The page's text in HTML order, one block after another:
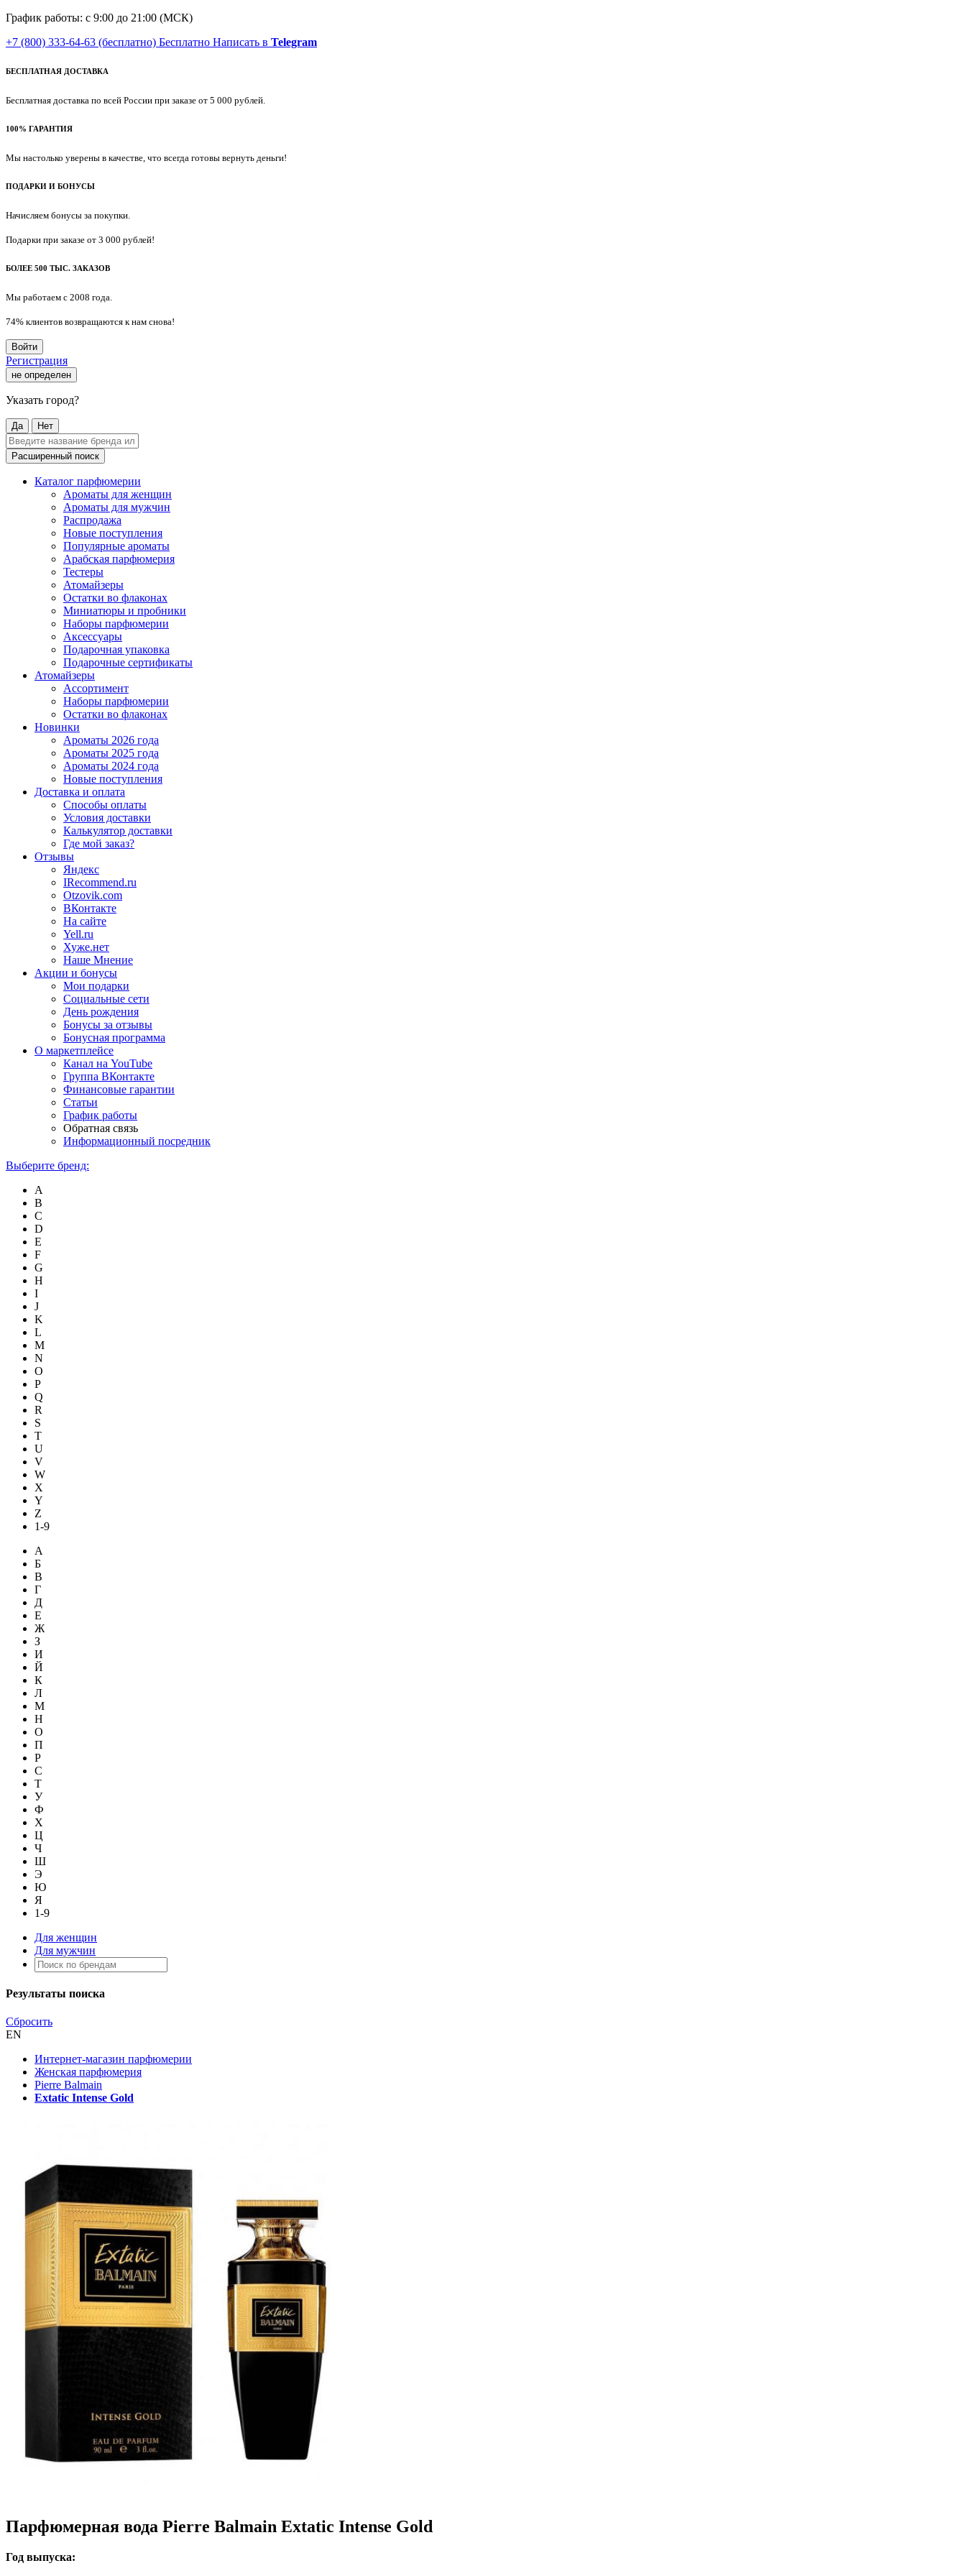
График работы: с 9:00 до 21:00 (МСК)
+7 (800) 333-64-63 (бесплатно) Бесплатно Написать в Telegram
БЕСПЛАТНАЯ ДОСТАВКА
Бесплатная доставка по всей России при заказе от 5 000 рублей.
100% ГАРАНТИЯ
Мы настолько уверены в качестве, что всегда готовы вернуть деньги!
ПОДАРКИ И БОНУСЫ
Начисляем бонусы за покупки.
Подарки при заказе от 3 000 рублей!
БОЛЕЕ 500 ТЫС. ЗАКАЗОВ
Мы работаем с 2008 года.
74% клиентов возвращаются к нам снова!
Войти
Регистрация
не определен
Указать город?
Да Нет
Расширенный поиск
Каталог парфюмерии
Ароматы для женщин
Ароматы для мужчин
Распродажа
Новые поступления
Популярные ароматы
Арабская парфюмерия
Тестеры
Атомайзеры
Остатки во флаконах
Миниатюры и пробники
Наборы парфюмерии
Аксессуары
Подарочная упаковка
Подарочные сертификаты
Атомайзеры
Ассортимент
Наборы парфюмерии
Остатки во флаконах
Новинки
Ароматы 2026 года
Ароматы 2025 года
Ароматы 2024 года
Новые поступления
Доставка и оплата
Способы оплаты
Условия доставки
Калькулятор доставки
Где мой заказ?
Отзывы
Яндекс
IRecommend.ru
Otzovik.com
ВКонтакте
На сайте
Yell.ru
Хуже.нет
Наше Мнение
Акции и бонусы
Мои подарки
Социальные сети
День рождения
Бонусы за отзывы
Бонусная программа
О маркетплейсе
Канал на YouTube
Группа ВКонтакте
Финансовые гарантии
Статьи
График работы
Обратная связь
Информационный посредник
Выберите бренд:
A
B
C
D
E
F
G
H
I
J
K
L
M
N
O
P
Q
R
S
T
U
V
W
X
Y
Z
1-9
А
Б
В
Г
Д
Е
Ж
З
И
Й
К
Л
М
Н
О
П
Р
С
Т
У
Ф
Х
Ц
Ч
Ш
Э
Ю
Я
1-9
Для женщин
Для мужчин
Результаты поиска
Сбросить
EN
Интернет-магазин парфюмерии
Женская парфюмерия
Pierre Balmain
Extatic Intense Gold
Парфюмерная вода Pierre Balmain Extatic Intense Gold
Год выпуска: